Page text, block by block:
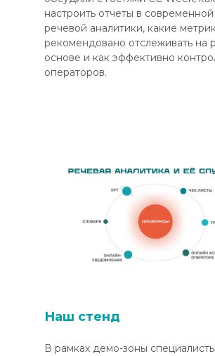
настроить отчеты в
речевой аналитики, какие
рекомендовано отслеживать на
основе и как эффективно
операторов.
Наш стенд
В рамках демо-зоны